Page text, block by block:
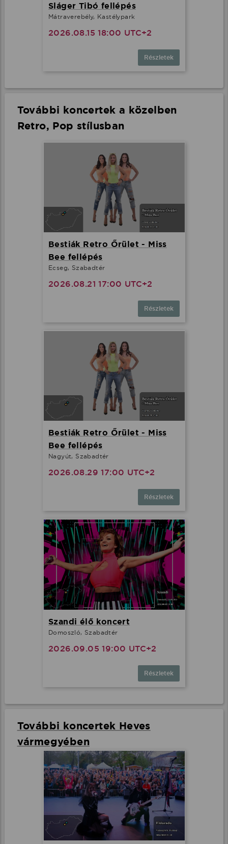
Sláger Tibó fellépés
Mátraverebély, Kastélypark
2026.08.15 18:00 UTC+2
Részletek
További koncertek a közelben
Retro, Pop stílusban
Bestiák Retro Őrület - Miss
Bee fellépés
Ecseg, Szabadtér
2026.08.21 17:00 UTC+2
Részletek
Bestiák Retro Őrület - Miss
Bee fellépés
Nagyút, Szabadtér
2026.08.29 17:00 UTC+2
Részletek
Szandi élő koncert
Domoszló, Szabadtér
2026.09.05 19:00 UTC+2
Részletek
További koncertek Heves
vármegyében